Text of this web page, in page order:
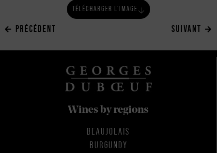
TÉLÉCHARGER L'IMAGE
PRÉCÉDENT SUIVANT
Wines by regions
BEAUJOLAIS
BURGUNDY